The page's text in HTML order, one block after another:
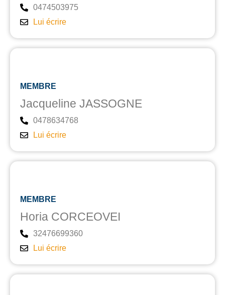
0474503975
Lui écrire
MEMBRE
Jacqueline JASSOGNE
0478634768
Lui écrire
MEMBRE
Horia CORCEOVEI
32476699360
Lui écrire